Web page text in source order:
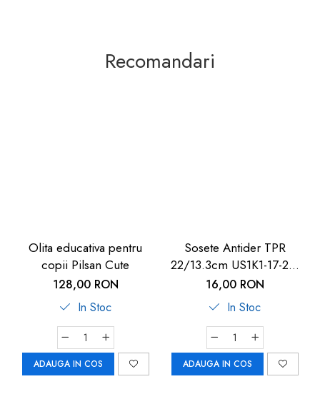
Recomandari
Olita educativa pentru
copii Pilsan Cute
128,00 RON
In Stoc
ADAUGA IN COS
Sosete Antider TPR
22/13.3cm US1K1-17-22,
U-Grow
16,00 RON
In Stoc
ADAUGA IN COS